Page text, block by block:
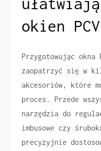
okien
Przygotowując okna
zaopatrzyć się w
akcesoriów, które
proces. Przede
narzędzia do
imbusowe czy
precyzyjnie